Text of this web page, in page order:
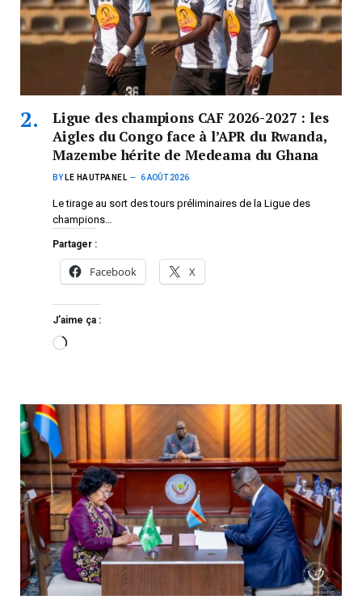
Ligue des champions CAF 2026-2027 : les
Aigles du Congo face à l’APR du Rwanda,
Mazembe hérite de Medeama du Ghana
BY LE HAUTPANEL 6 AOÛT 2026
Le tirage au sort des tours préliminaires de la Ligue des
champions…
Partager :
Facebook X
J’aime ça :